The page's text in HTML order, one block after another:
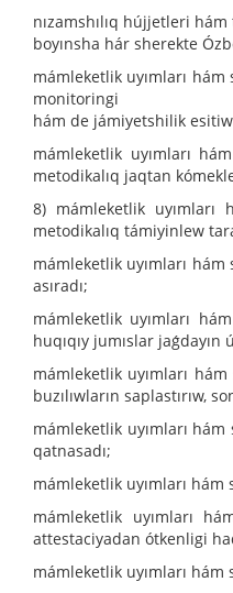
nızamshılıq hújjetleri
boyınsha hár sherekte
mámleketlik uyımları
monitoringi
hám de jámiyetshilik
mámleketlik uyımları
metodikalıq jaqtan
8) mámleketlik uyımları
metodikalıq támiyinlew
mámleketlik uyımları
asıradı;
mámleketlik uyımları
huqıqıy jumıslar jaǵdayın
mámleketlik uyımları
buzılıwların saplastırıw,
mámleketlik uyımları
qatnasadı;
mámleketlik uyımları
mámleketlik uyımları
attestaciyadan ótkenligi
mámleketlik uyımları